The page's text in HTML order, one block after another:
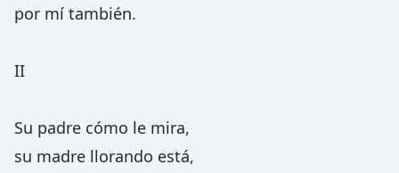
por mí también.
II
Su padre cómo le mira,
su madre llorando está,